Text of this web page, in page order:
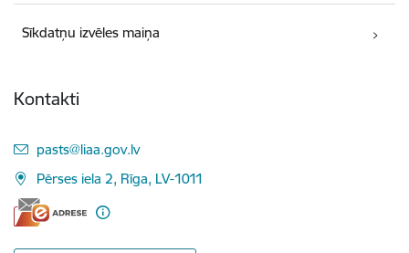
Sīkdatņu izvēles maiņa
Kontakti
E-pasts:
pasts@liaa.gov.lv
Pērses iela 2, Rīga, LV-1011